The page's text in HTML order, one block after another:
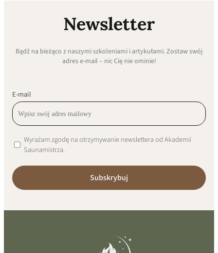
Newsletter
Bądź na bieżąco z naszymi szkoleniami i artykułami. Zostaw swój
adres e-mail – nic Cię nie ominie!
E-mail
Wyrażam zgodę na otrzymywanie newslettera od Akademii
Saunamistrza.